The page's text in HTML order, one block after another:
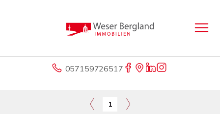
057159726517
1